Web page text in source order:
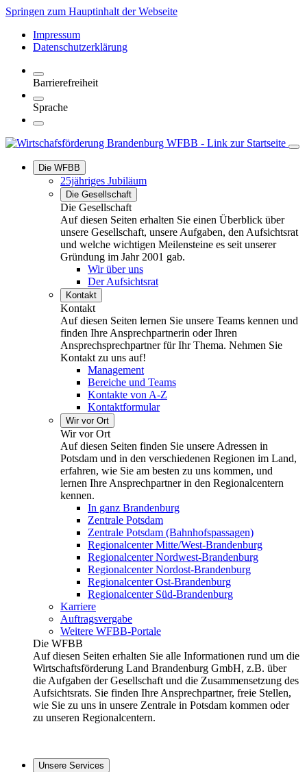
Springen zum Hauptinhalt der Webseite
Impressum
Datenschutzerklärung
Barrierefreiheit
Sprache
Die WFBB
25jähriges Jubiläum
Die Gesellschaft
Die Gesellschaft
Auf diesen Seiten erhalten Sie einen Überblick über
unsere Gesellschaft, unsere Aufgaben, den Aufsichtsrat
und welche wichtigen Meilensteine es seit unserer
Gründung im Jahr 2001 gab.
Wir über uns
Der Aufsichtsrat
Kontakt
Kontakt
Auf diesen Seiten lernen Sie unsere Teams kennen und
finden Ihre Ansprechpartnerin oder Ihren
Ansprechsprechpartner für Ihr Thema. Nehmen Sie
Kontakt zu uns auf!
Management
Bereiche und Teams
Kontakte von A-Z
Kontaktformular
Wir vor Ort
Wir vor Ort
Auf diesen Seiten finden Sie unsere Adressen in
Potsdam und in den verschiedenen Regionen im Land,
erfahren, wie Sie am besten zu uns kommen, und
lernen Ihre Ansprechpartner in den Regionalcentern
kennen.
In ganz Brandenburg
Zentrale Potsdam
Zentrale Potsdam (Bahnhofspassagen)
Regionalcenter Mitte/West-Brandenburg
Regionalcenter Nordwest-Brandenburg
Regionalcenter Nordost-Brandenburg
Regionalcenter Ost-Brandenburg
Regionalcenter Süd-Brandenburg
Karriere
Auftragsvergabe
Weitere WFBB-Portale
Die WFBB
Auf diesen Seiten erhalten Sie alle Informationen rund um die
Wirtschaftsförderung Land Brandenburg GmbH, z.B. über
die Aufgaben der Gesellschaft und die Zusammensetzung des
Aufsichtsrats. Sie finden Ihre Ansprechpartner, freie Stellen,
wie Sie zu uns in unsere Zentrale in Potsdam kommen oder
zu unseren Regionalcentern.
Unsere Services